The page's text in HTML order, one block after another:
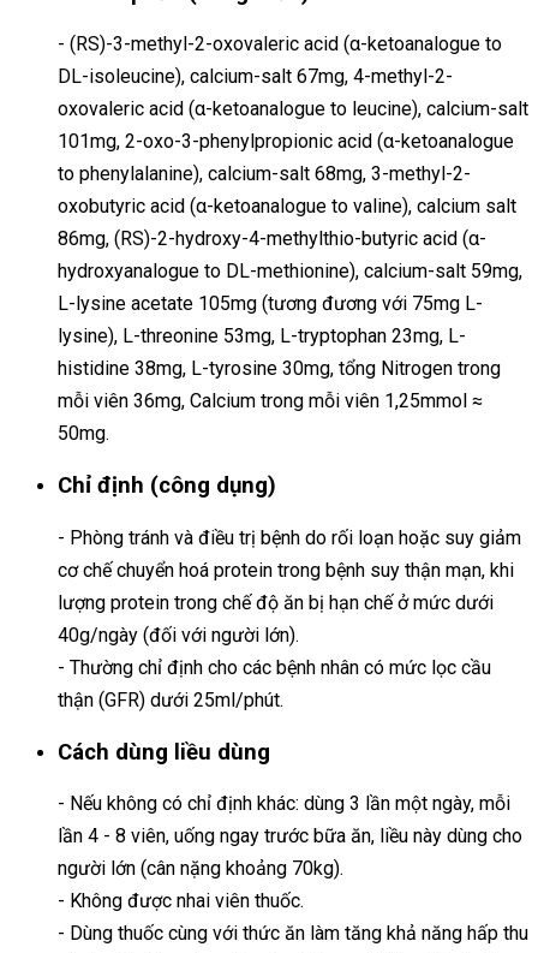
- (RS)-3-methyl-2-oxovaleric acid (α-ketoanalogue to
DL-isoleucine), calcium-salt 67mg, 4-methyl-2-
oxovaleric acid (α-ketoanalogue to leucine), calcium-salt
101mg, 2-oxo-3-phenylpropionic acid (α-ketoanalogue
to phenylalanine), calcium-salt 68mg, 3-methyl-2-
oxobutyric acid (α-ketoanalogue to valine), calcium salt
86mg, (RS)-2-hydroxy-4-methylthio-butyric acid (α-
hydroxyanalogue to DL-methionine), calcium-salt 59mg,
L-lysine acetate 105mg (tương đương với 75mg L-
lysine), L-threonine 53mg, L-tryptophan 23mg, L-
histidine 38mg, L-tyrosine 30mg, tổng Nitrogen trong
mỗi viên 36mg, Calcium trong mỗi viên 1,25mmol ≈
50mg.
Chỉ định (công dụng)
- Phòng tránh và điều trị bệnh do rối loạn hoặc suy giảm
cơ chế chuyển hoá protein trong bệnh suy thận mạn, khi
lượng protein trong chế độ ăn bị hạn chế ở mức dưới
40g/ngày (đối với người lớn).
- Thường chỉ định cho các bệnh nhân có mức lọc cầu
thận (GFR) dưới 25ml/phút.
Cách dùng liều dùng
- Nếu không có chỉ định khác: dùng 3 lần một ngày, mỗi
lần 4 - 8 viên, uống ngay trước bữa ăn, liều này dùng cho
người lớn (cân nặng khoảng 70kg).
- Không được nhai viên thuốc.
- Dùng thuốc cùng với thức ăn làm tăng khả năng hấp thu